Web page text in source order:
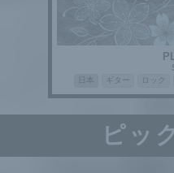
ギター ロック
ピッ